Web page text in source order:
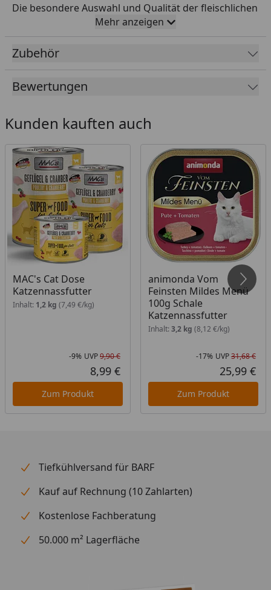
Die besondere Auswahl und Qualität der fleischlichen
Rohstoffe garantieren einen einzigartigen Genuss.
ausgewachsene Katze mit allen lebenswichtigen
Mehr anzeigen
Zubehör
Bewertungen
Kunden kauften auch
MAC's Cat Dose
Katzennassfutter
Inhalt: 1,2 kg (7,49 €/kg)
Rabatt in Prozent
-9%
Ursprünglicher Preis
UVP9,90 €
Aktueller Preis
8,99 €
Zum Produkt
animonda Vom
Feinsten Mildes Menü
100g Schale
Katzennassfutter
Inhalt: 3,2 kg (8,12 €/kg)
-17% UVP31,68 €
25,99 €
Zum Produkt
Tiefkühlversand für BARF
Kauf auf Rechnung (10 Zahlarten)
Kostenlose Fachberatung
50.000 m² Lagerfläche